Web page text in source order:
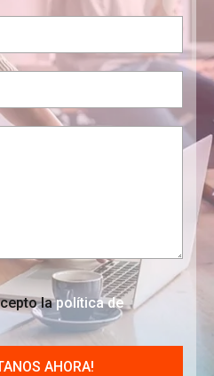
lapolítica de